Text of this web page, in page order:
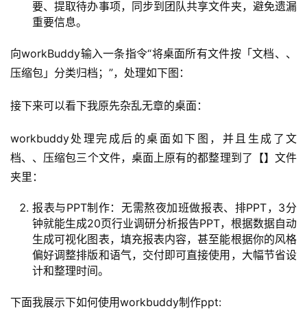
示
词
开
代
码
用
要、提取待办事项，同步到团队共享文件夹，避免遗漏
重要信息。
向workBuddy输入一条指令“将桌面所有文件按「文档、、
压缩包」分类归档；”，处理如下图：
接下来可以看下我原先杂乱无章的桌面：
workbuddy处理完成后的桌面如下图，并且生成了文
档、、压缩包三个文件，桌面上原有的都整理到了【】文件
夹里：
报表与PPT制作：无需熬夜加班做报表、排PPT，3分
钟就能生成20页行业调研分析报告PPT，根据数据自动
生成可视化图表，填充报表内容，甚至能根据你的风格
偏好调整排版和语气，交付即可直接使用，大幅节省设
计和整理时间。
下面我展示下如何使用workbuddy制作ppt: